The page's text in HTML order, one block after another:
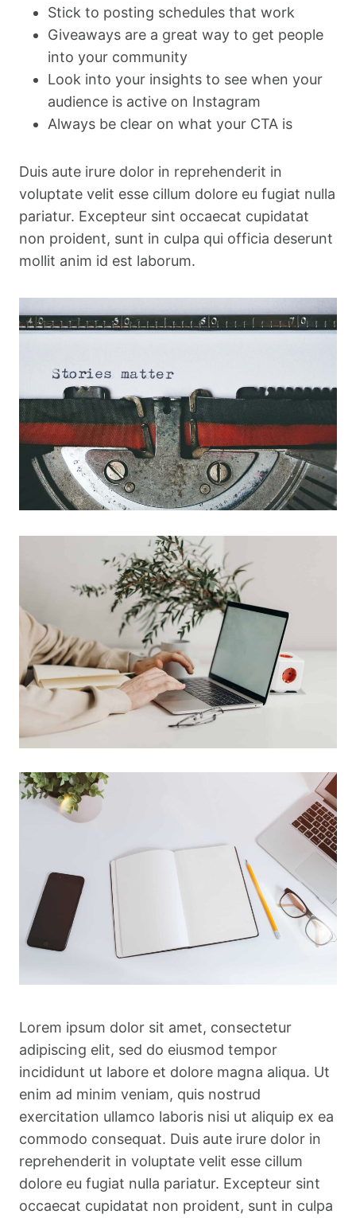
Stick to posting schedules that work
Giveaways are a great way to get people
into your community
Look into your insights to see when your
audience is active on Instagram
Always be clear on what your CTA is
Duis aute irure dolor in reprehenderit in
voluptate velit esse cillum dolore eu fugiat nulla
pariatur. Excepteur sint occaecat cupidatat
non proident, sunt in culpa qui officia deserunt
mollit anim id est laborum.
Lorem ipsum dolor sit amet, consectetur
adipiscing elit, sed do eiusmod tempor
incididunt ut labore et dolore magna aliqua. Ut
enim ad minim veniam, quis nostrud
exercitation ullamco laboris nisi ut aliquip ex ea
commodo consequat. Duis aute irure dolor in
reprehenderit in voluptate velit esse cillum
dolore eu fugiat nulla pariatur. Excepteur sint
occaecat cupidatat non proident, sunt in culpa